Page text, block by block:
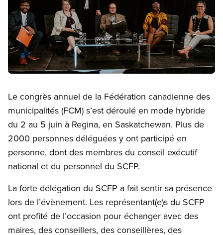
Le congrès annuel de la Fédération canadienne des
municipalités (FCM) s’est déroulé en mode hybride
du 2 au 5 juin à Regina, en Saskatchewan. Plus de
2000 personnes déléguées y ont participé en
personne, dont des membres du conseil exécutif
national et du personnel du SCFP.
La forte délégation du SCFP a fait sentir sa présence
lors de l’évènement. Les représentant(e)s du SCFP
ont profité de l’occasion pour échanger avec des
maires, des conseillers, des conseillères, des